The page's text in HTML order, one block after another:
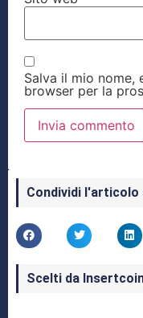
Salva il mio nome,
browser per la
Condividi l'articolo
Scelti da